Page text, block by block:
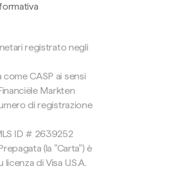
registrato negli
CASP ai sensi
Markten
di registrazione
ID # 2639252
(la "Carta") è
di Visa U.S.A.